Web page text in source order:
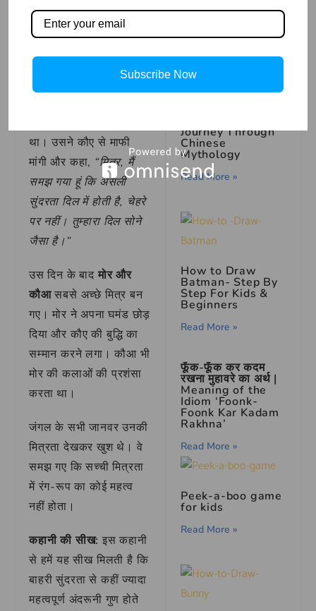
आंधी के बाद कौआ रोज़ मोर
के लिए खाना लाता था। जब
ने उसे उड़ना भी सिखाया।
था। उसने कौए से माफी
मांगी और कहा, “मित्र, मैं
समझ गया हूं कि असली
सुंदरता दिल में होती है, चेहरे
पर नहीं। तुम्हारा दिल सोने
जैसा है।”
उस दिन के बाद मोर और
कौआसबसे अच्छे मित्र बन
गए। मोर ने अपना घमंड छोड़
दिया और कौए की बुद्धि का
सम्मान करने लगा। कौआ भी
मोर की कलाओं की प्रशंसा
करता था।
जंगल के सभी जानवर उनकी
मित्रता देखकर खुश थे। वे
समझ गए कि सच्ची मित्रता
में रंग-रूप का कोई महत्व
नहीं होता।
कहानी की सीख: इस कहानी
से हमें यह सीख मिलती है कि
बाहरी सुंदरता से कहीं ज्यादा
महत्वपूर्ण अंदरूनी गुण होते
Read More »
Journey Through
Chinese
Mythology
Read More »
How to Draw
Batman- Step By
Step For Kids &
Beginners
Read More »
फूँक-फूँक कर कदम
रखना मुहावरे का अर्थ |
Meaning of the
Idiom ‘Foonk-
Foonk Kar Kadam
Rakhna’
Read More »
Peek-a-boo game
for kids
Read More »
Subscribe Now